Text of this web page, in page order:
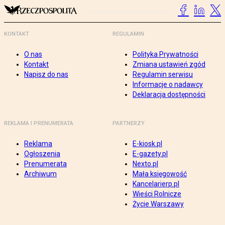
KONTAKT
O nas
Kontakt
Napisz do nas
REGULAMIN
Polityka Prywatności
Zmiana ustawień zgód
Regulamin serwisu
Informacje o nadawcy
Deklaracja dostępności
REKLAMA I PRENUMERATA
Reklama
Ogłoszenia
Prenumerata
Archiwum
PARTNERZY
E-kiosk.pl
E-gazety.pl
Nexto.pl
Mała księgowość
Kancelarierp.pl
Wieści Rolnicze
Życie Warszawy